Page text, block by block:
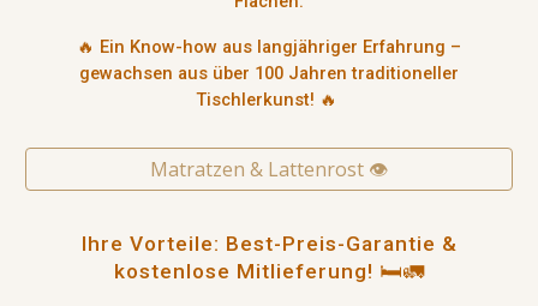
🔥 Ein Know-how aus langjähriger Erfahrung –
gewachsen aus über 100 Jahren traditioneller
Tischlerkunst! 🔥
Matratzen & Lattenrost 👁️
Ihre Vorteile: Best-Preis-Garantie &
kostenlose Mitlieferung! 🛏️🚛